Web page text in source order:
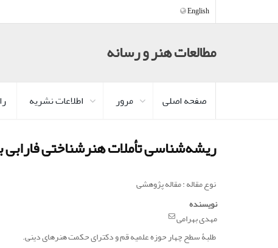
English
مطالعات هنر و رسانه
صفحه اصلی مرور اطلاعات نشریه
ریشه‌شناسی تأملات هنرشناختی فارابی
نوع مقاله : مقاله پژوهشی
نویسنده
مهدی بهرامی
طلبۀ سطح چهار حوزه علمیه قم و دکترای حکمت هنرهای دینی.